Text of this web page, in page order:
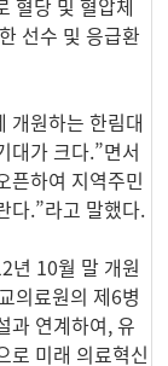
혈당 및 혈압체
선수 및 응급환
개원하는 한림대
대가 크다.”면서
픈하여 지역주민
다.”라고 말했다.
년 10월 말 개원
의료원의 제6병
과 연계하여, 유
로 미래 의료혁신